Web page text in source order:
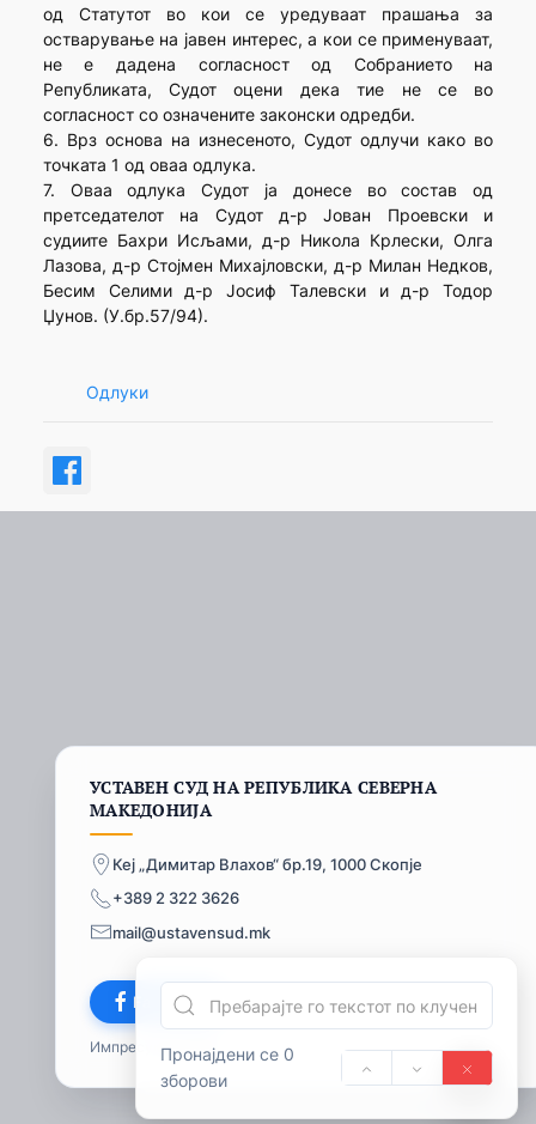
Пронајдени се 0
зборови
од Статутот во кои се уредуваат прашања за
остварување на јавен интерес, а кои се применуваат,
не е дадена согласност од Собранието на
Републиката, Судот оцени дека тие не се во
согласност со означените законски одредби.
6. Врз основа на изнесеното, Судот одлучи како во
точката 1 од оваа одлука.
7. Оваа одлука Судот ја донесе во состав од
претседателот на Судот д-р Јован Проевски и
судиите Бахри Исљами, д-р Никола Крлески, Олга
Лазова, д-р Стојмен Михајловски, д-р Милан Недков,
Бесим Селими д-р Јосиф Талевски и д-р Тодор
Џунов. (У.бр.57/94).
Одлуки
УСТАВЕН СУД НА РЕПУБЛИКА СЕВЕРНА
МАКЕДОНИЈА
Кеј „Димитар Влахов“ бр.19, 1000 Скопје
+389 2 322 3626
mail@ustavensud.mk
Facebook
Импресум© 2026